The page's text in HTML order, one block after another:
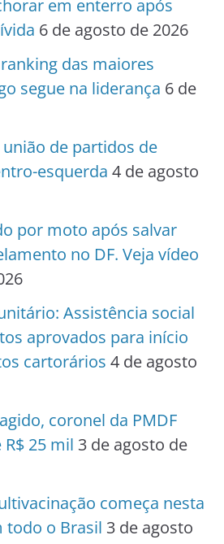
em enterro após
6 de agosto de 2026
das maiores
segue na liderança 6 de
de partidos de
esquerda 4 de agosto
por moto após salvar
no DF. Veja vídeo
Assistência social
aprovados para início
cartorários 4 de agosto
coronel da PMDF
25 mil 3 de agosto de
começa nesta
todo o Brasil 3 de agosto